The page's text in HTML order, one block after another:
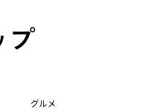
プ
グルメ